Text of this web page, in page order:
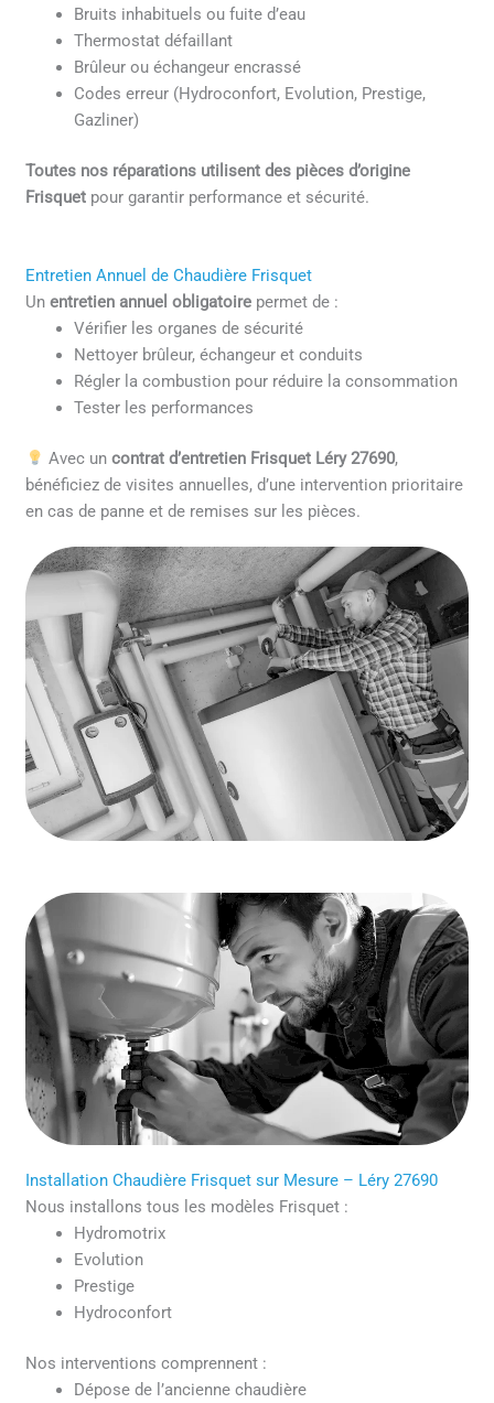
Bruits inhabituels ou fuite d’eau
Thermostat défaillant
Brûleur ou échangeur encrassé
Codes erreur (Hydroconfort, Evolution, Prestige,
Gazliner)
Toutes nos réparations utilisent des pièces d’origine
Frisquet pour garantir performance et sécurité.
Entretien Annuel de Chaudière Frisquet
Unentretien annuel obligatoire permet de :
Vérifier les organes de sécurité
Nettoyer brûleur, échangeur et conduits
Régler la combustion pour réduire la consommation
Tester les performances
Avec un contrat d’entretien Frisquet Léry 27690,
bénéficiez de visites annuelles, d’une intervention prioritaire
en cas de panne et de remises sur les pièces.
Installation Chaudière Frisquet sur Mesure – Léry 27690
Nous installons tous les modèles Frisquet :
Hydromotrix
Evolution
Prestige
Hydroconfort
Nos interventions comprennent :
Dépose de l’ancienne chaudière